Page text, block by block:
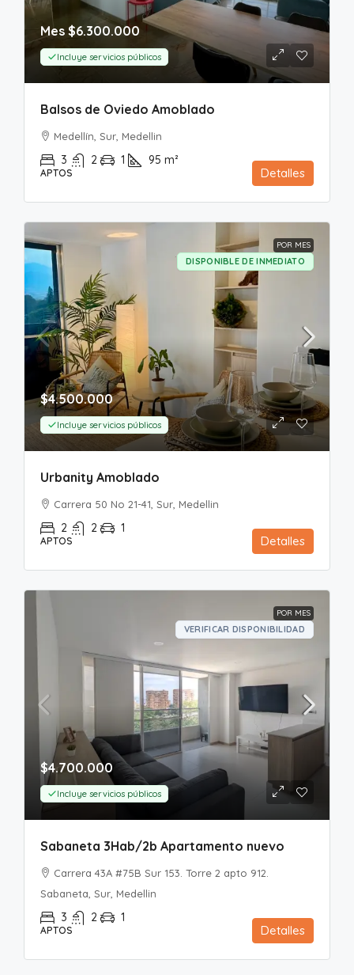
Mes $6.300.000
Incluye servicios públicos
Balsos de Oviedo Amoblado
Medellín, Sur, Medellin
3 2 1 95 m²
APTOS Detalles
POR MES
DISPONIBLE DE INMEDIATO
$4.500.000
Incluye servicios públicos
Urbanity Amoblado
Carrera 50 No 21-41, Sur, Medellin
2 2 1
APTOS Detalles
POR MES
VERIFICAR DISPONIBILIDAD
$4.700.000
Incluye servicios públicos
Sabaneta 3Hab/2b Apartamento nuevo
Carrera 43A #75B Sur 153. Torre 2 apto 912.
Sabaneta, Sur, Medellin
3 2 1
APTOS Detalles